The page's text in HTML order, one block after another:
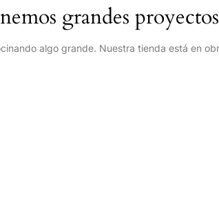
grandes
algo grande. Nuestra tienda está en